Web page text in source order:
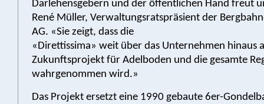
Darlehensgebern und der öffentlichen Hand freut
René Müller, Verwaltungsratspräsient der
AG. «Sie zeigt, dass die
«Direttissima» weit über das Unternehmen hinaus
Zukunftsprojekt für Adelboden und die gesamte
wahrgenommen wird.»
Das Projekt ersetzt eine 1990 gebaute 6er-